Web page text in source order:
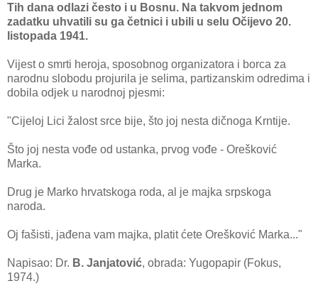
Tih dana odlazi često i u Bosnu. Na takvom jednom
zadatku uhvatili su ga četnici i ubili u selu Očijevo 20.
listopada 1941.
Vijest o smrti heroja, sposobnog organizatora i borca za
narodnu slobodu projurila je selima, partizanskim odredima i
dobila odjek u narodnoj pjesmi:
"Cijeloj Lici žalost srce bije, što joj nesta dičnoga Krntije.
Što joj nesta vođe od ustanka, prvog vođe - Orešković
Marka.
Drug je Marko hrvatskoga roda, al je majka srpskoga
naroda.
Oj fašisti, jađena vam majka, platit ćete Orešković Marka..."
Napisao: Dr. B. Janjatović, obrada: Yugopapir (Fokus,
1974.)